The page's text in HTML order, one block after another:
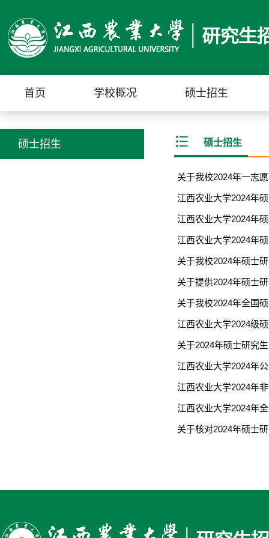
首页 学校概况 硕士招生
硕士招生 硕士招生
关于我校2024年一志
江西农业大学2024年
江西农业大学2024年
江西农业大学2024年
关于我校2024年硕士
关于提供2024年硕士
关于我校2024年全国
江西农业大学2024级
关于2024年硕士研究
江西农业大学2024年
江西农业大学2024年
江西农业大学2024年
关于核对2024年硕士